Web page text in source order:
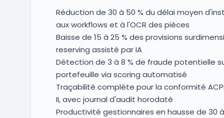
Réduction de 30 à 50 % du délai moyen
aux workflows et à l'OCR des pièces
Baisse de 15 à 25 % des provisions
reserving assisté par IA
Détection de 3 à 8 % de fraude potentielle
portefeuille via scoring automatisé
Traçabilité complète pour la conformité
II, avec journal d'audit horodaté
Productivité gestionnaires en hausse de 30